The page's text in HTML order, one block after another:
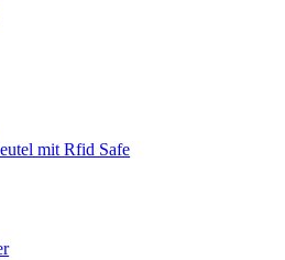
mit Rfid Safe